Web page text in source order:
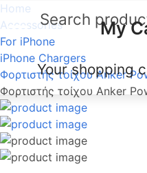
My
Your shopping
Home
Accessories
For iPhone
iPhone Chargers
Φορτιστής τοίχου Anker
Φορτιστής τοίχου Anker